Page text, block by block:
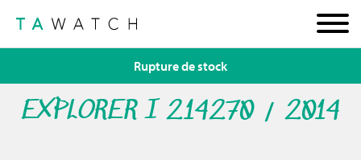
EXPLORER I 214270 / 2014
Rupture de stock